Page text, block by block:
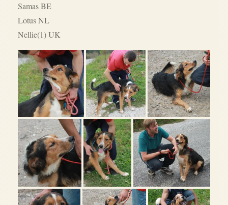
Samas BE
Lotus NL
Nellie(1) UK